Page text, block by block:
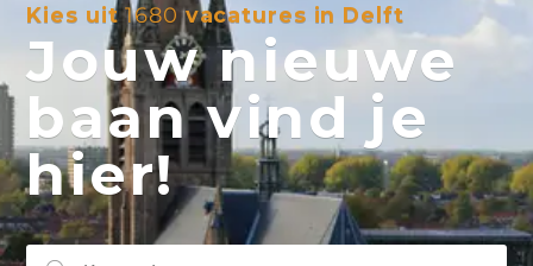
Kies uit1680 vacatures in Delft
Jouw nieuwe
baan vind je
hier!